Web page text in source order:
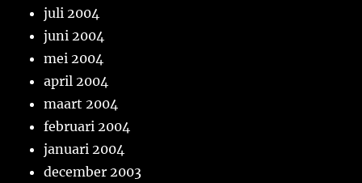
juli 2004
juni 2004
mei 2004
april 2004
maart 2004
februari 2004
januari 2004
december 2003